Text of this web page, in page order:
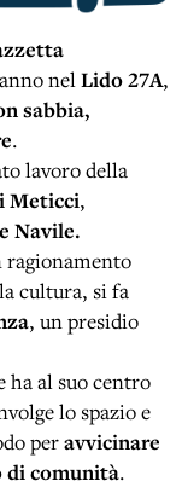
nelLido 27A,
sabbia,
.
lavoro della
Meticci,
Navile.
ragionamento
cultura, si fa
, un presidio
ha al suo centro
lo spazio e
peravvicinare
di comunità.